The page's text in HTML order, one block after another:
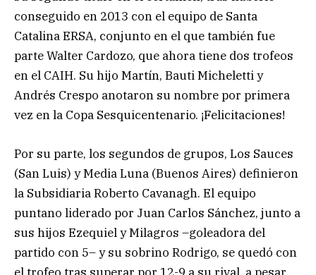
conseguido en 2013 con el equipo de Santa
Catalina ERSA, conjunto en el que también fue
parte Walter Cardozo, que ahora tiene dos trofeos
en el CAIH. Su hijo Martín, Bauti Micheletti y
Andrés Crespo anotaron su nombre por primera
vez en la Copa Sesquicentenario. ¡Felicitaciones!
Por su parte, los segundos de grupos, Los Sauces
(San Luis) y Media Luna (Buenos Aires) definieron
la Subsidiaria Roberto Cavanagh. El equipo
puntano liderado por Juan Carlos Sánchez, junto a
sus hijos Ezequiel y Milagros –goleadora del
partido con 5– y su sobrino Rodrigo, se quedó con
el trofeo tras superar por 12-9 a su rival, a pesar